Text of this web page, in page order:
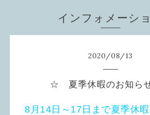
インフォメーシ
2020/08/13
☆ 夏季休暇のお知
8月14日～17日まで夏季休